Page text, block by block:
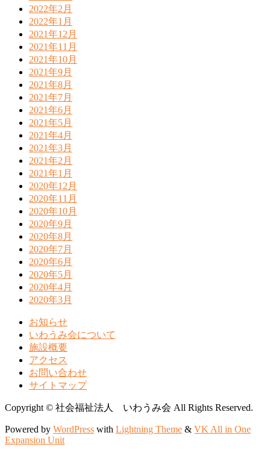
2022年2月
2022年1月
2021年12月
2021年11月
2021年10月
2021年9月
2021年8月
2021年7月
2021年6月
2021年5月
2021年4月
2021年3月
2021年2月
2021年1月
2020年12月
2020年11月
2020年10月
2020年9月
2020年8月
2020年7月
2020年6月
2020年5月
2020年4月
2020年3月
お知らせ
いわうみ会について
施設概要
アクセス
お問い合わせ
サイトマップ
Copyright © 社会福祉法人 いわうみ会 All Rights Reserved.
Powered by WordPress with Lightning Theme & VK All in One
Expansion Unit